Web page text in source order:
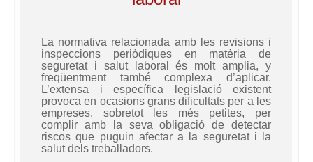
La normativa relacionada amb les revisions i
inspeccions periòdiques en matèria de
seguretat i salut laboral és molt amplia, y
freqüentment també complexa d’aplicar.
L’extensa i específica legislació existent
provoca en ocasions grans dificultats per a les
empreses, sobretot les més petites, per
complir amb la seva obligació de detectar
riscos que puguin afectar a la seguretat i la
salut dels treballadors.